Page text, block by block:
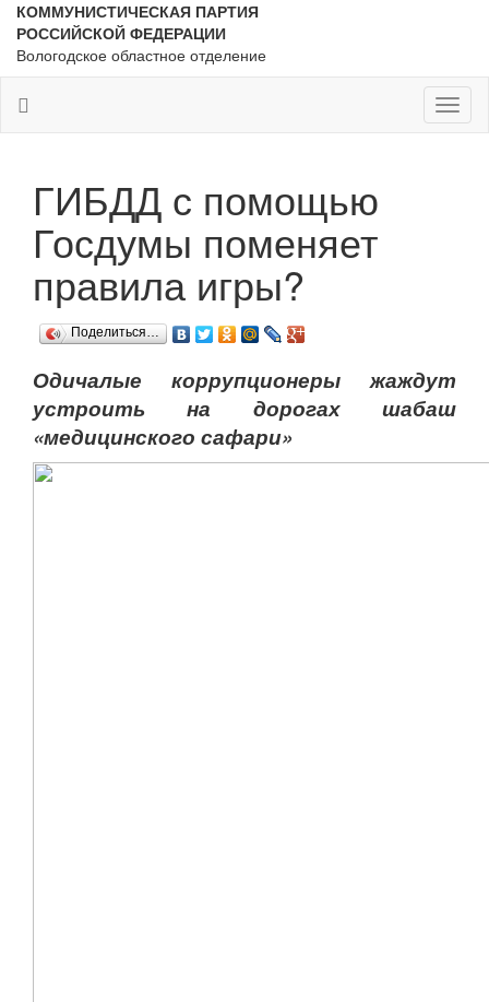
КОММУНИСТИЧЕСКАЯ ПАРТИЯ
РОССИЙСКОЙ ФЕДЕРАЦИИ
Вологодское областное отделение
ГИБДД с помощью
Госдумы поменяет
правила игры?
Поделиться…
Одичалые коррупционеры жаждут
устроить на дорогах шабаш
«медицинского сафари»